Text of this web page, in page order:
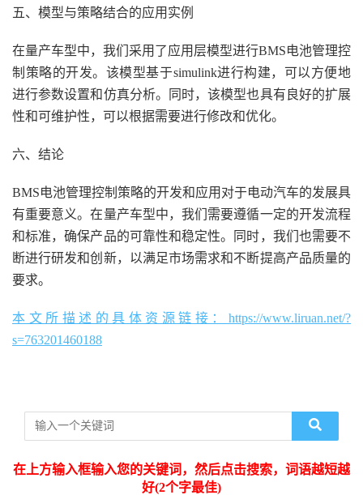
五、模型与策略结合的应用实例
在量产车型中，我们采用了应用层模型进行BMS电池管理控
制策略的开发。该模型基于simulink进行构建，可以方便地
进行参数设置和仿真分析。同时，该模型也具有良好的扩展
性和可维护性，可以根据需要进行修改和优化。
六、结论
BMS电池管理控制策略的开发和应用对于电动汽车的发展具
有重要意义。在量产车型中，我们需要遵循一定的开发流程
和标准，确保产品的可靠性和稳定性。同时，我们也需要不
断进行研发和创新，以满足市场需求和不断提高产品质量的
要求。
本文所描述的具体资源链接：https://www.liruan.net/?
s=763201460188
在上方输入框输入您的关键词，然后点击搜索，词语越短越
好(2个字最佳)